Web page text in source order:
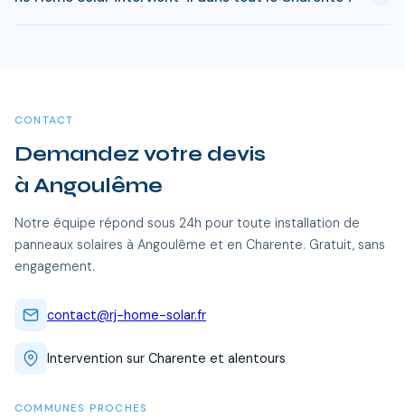
Sur 25 ans, une installation de 3 kWc genere des economies
CONTACT
Demandez votre devis
à Angoulême
Notre équipe répond sous 24h pour toute installation de
panneaux solaires à Angoulême et en Charente. Gratuit, sans
engagement.
contact@rj-home-solar.fr
Intervention sur Charente et alentours
COMMUNES PROCHES